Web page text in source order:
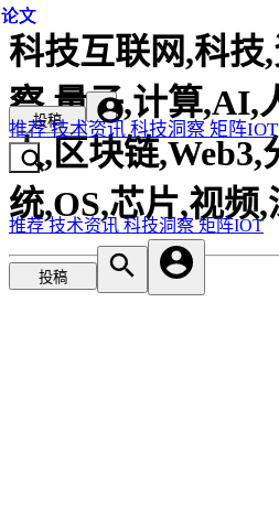
科技互联网,科技
察,量子,计算,AI,
人,区块链,Web3,
统,OS,芯片,视频
投稿
推荐技术资讯科技洞察 矩阵IOT
推荐技术资讯科技洞察矩阵IOT
投稿
论文
论文
论文